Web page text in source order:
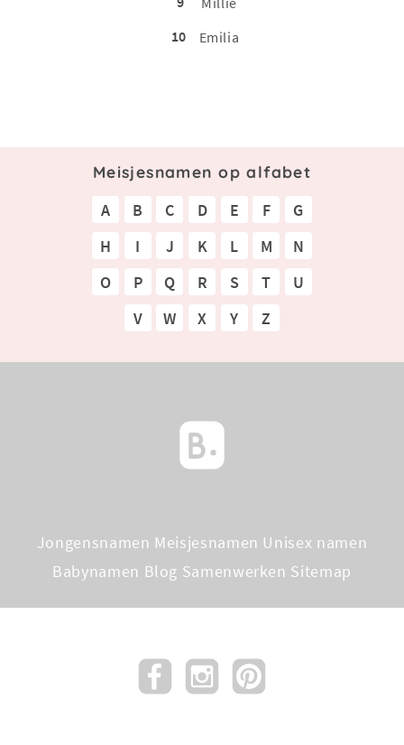
10
Emilia
Meisjesnamen op alfabet
A B C D E F
G
H
I J K L M
N
O
P Q R S T
U
V
W X Y Z
Jongensnamen Meisjesnamen Unisex namen
Babynamen Blog Samenwerken Sitemap